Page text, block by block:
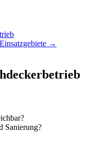
→
Sanierung?